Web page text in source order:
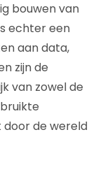
bouwen van
echter een
aan data,
zijn de
van zowel de
door de wereld